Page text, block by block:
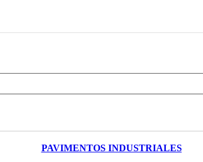
PAVIMENTOS INDUSTRIALES